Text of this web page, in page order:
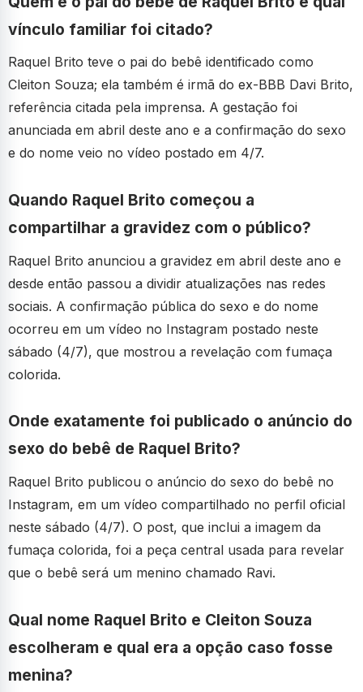
vínculo familiar foi citado?
Raquel Brito teve o pai do bebê identificado como
Cleiton Souza; ela também é irmã do ex-BBB Davi Brito,
referência citada pela imprensa. A gestação foi
anunciada em abril deste ano e a confirmação do sexo
e do nome veio no vídeo postado em 4/7.
Quando Raquel Brito começou a
compartilhar a gravidez com o público?
Raquel Brito anunciou a gravidez em abril deste ano e
desde então passou a dividir atualizações nas redes
sociais. A confirmação pública do sexo e do nome
ocorreu em um vídeo no Instagram postado neste
sábado (4/7), que mostrou a revelação com fumaça
colorida.
Onde exatamente foi publicado o anúncio do
sexo do bebê de Raquel Brito?
Raquel Brito publicou o anúncio do sexo do bebê no
Instagram, em um vídeo compartilhado no perfil oficial
neste sábado (4/7). O post, que inclui a imagem da
fumaça colorida, foi a peça central usada para revelar
que o bebê será um menino chamado Ravi.
Qual nome Raquel Brito e Cleiton Souza
escolheram e qual era a opção caso fosse
menina?